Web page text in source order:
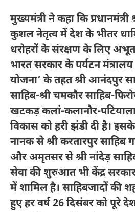
मुख्यमंत्री ने कहा कि प्रधानमंत्री
कुशल नेतृत्व में देश के भीतर
धरोहरों के संरक्षण के लिए
भारत सरकार के पर्यटन
योजना’ के तहत श्री आनंदपुर
साहिब-श्री चमकौर साहिब-
खटकड़ कलां-कलानौर-
विकास को हरी झंडी दी है।
नानक से श्री करतारपुर साहिब
और अमृतसर से श्री नांदेड़
सेवा की शुरुआत भी केंद्र
में शामिल है। साहिबजादों की
हुए हर वर्ष 26 दिसंबर को पूरे